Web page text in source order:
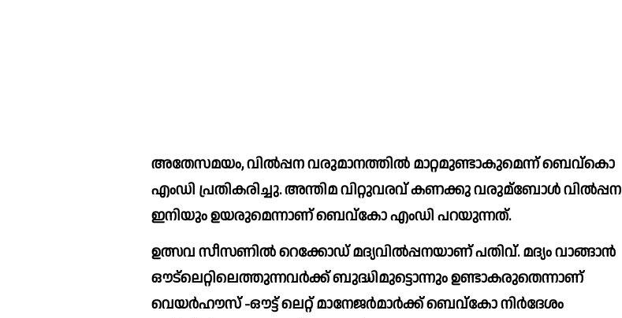
അതേസമയം, വില്‍പ്പന വരുമാനത്തില്‍ മാറ്റമുണ്ടാകുമെന്ന് ബെവ്‌കൊ
എംഡി പ്രതികരിച്ചു. അന്തിമ വിറ്റുവരവ് കണക്കു വരുമ്ബോള്‍ വില്‍പ്പന
ഇനിയും ഉയരുമെന്നാണ് ബെവ്‌കോ എംഡി പറയുന്നത്.
ഉത്സവ സീസണില്‍ റെക്കോഡ് മദ്യവില്‍പ്പനയാണ് പതിവ്. മദ്യം വാങ്ങാന്‍
ഔട്‌ലെറ്റിലെത്തുന്നവര്‍ക്ക് ബുദ്ധിമുട്ടൊന്നും ഉണ്ടാകരുതെന്നാണ്
വെയര്‍ഹൗസ് -ഔട്ട് ലെറ്റ് മാനേജര്‍മാര്‍ക്ക് ബെവ്‌കോ നിര്‍ദേശം